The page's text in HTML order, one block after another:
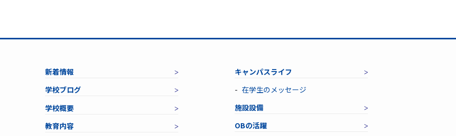
新着情報
学校ブログ
学校概要
教育内容
キャンパスライフ
在学生のメッセージ
施設設備
OBの活躍